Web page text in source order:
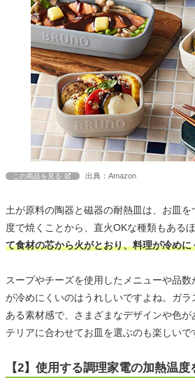
この商品を見る 出典：Amazon
土が原料の陶器と磁器の耐熱皿は、お皿
度で焼くことから、直火OKな種類もあるほ
て食材の芯から火がとおり、料理が冷めに
スープやチーズを使用したメニューや品
が冷めにくいのはうれしいですよね。ガ
ある素材感で、さまざまなデザインや色
テリアに合わせてお皿を選ぶのも楽しいで
【2】使用する調理家電の加熱温